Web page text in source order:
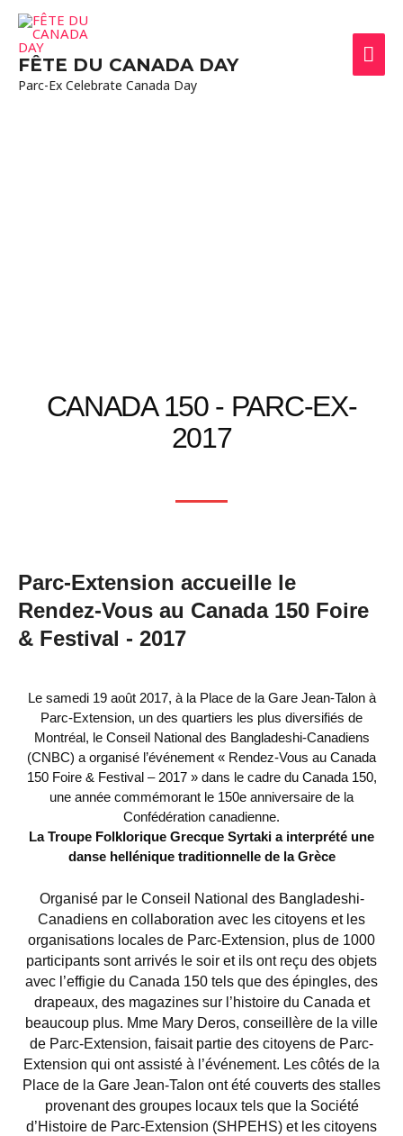
FÊTE DU CANADA DAY
Parc-Ex Celebrate Canada Day
CANADA 150 - PARC-EX-
2017
Parc-Extension accueille le
Rendez-Vous au Canada 150 Foire
& Festival - 2017
Le samedi 19 août 2017, à la Place de la Gare Jean-Talon à
Parc-Extension, un des quartiers les plus diversifiés de
Montréal, le Conseil National des Bangladeshi-Canadiens
(CNBC) a organisé l’événement « Rendez-Vous au Canada
150 Foire & Festival – 2017 » dans le cadre du Canada 150,
une année commémorant le 150e anniversaire de la
Confédération canadienne.
La Troupe Folklorique Grecque Syrtaki a interprété une
danse hellénique traditionnelle de la Grèce
Organisé par le Conseil National des Bangladeshi-
Canadiens en collaboration avec les citoyens et les
organisations locales de Parc-Extension, plus de 1000
participants sont arrivés le soir et ils ont reçu des objets
avec l’effigie du Canada 150 tels que des épingles, des
drapeaux, des magazines sur l’histoire du Canada et
beaucoup plus. Mme Mary Deros, conseillère de la ville
de Parc-Extension, faisait partie des citoyens de Parc-
Extension qui ont assisté à l’événement. Les côtés de la
Place de la Gare Jean-Talon ont été couverts des stalles
provenant des groupes locaux tels que la Société
d’Histoire de Parc-Extension (SHPEHS) et les citoyens